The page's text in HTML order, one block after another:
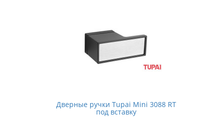
Дверные ручки Tupai Mini 3088 RT
под вставку